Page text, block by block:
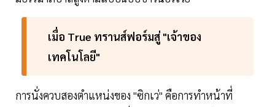
เมื่อ True ทรานส์ฟอร์มสู่ "เจ้าของ
เทคโนโลยี"
การนั่งควบสองตำแหน่งของ "ซิกเว่" คือการทำหน้าที่